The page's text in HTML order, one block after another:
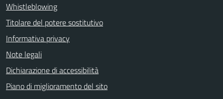
Whistleblowing
Titolare del potere sostitutivo
Informativa privacy
Note legali
Dichiarazione di accessibilità
Piano di miglioramento del sito